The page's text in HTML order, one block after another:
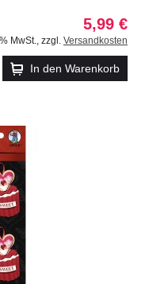
5,99 €
MwSt. zzgl. Versandkosten
In den Warenkorb